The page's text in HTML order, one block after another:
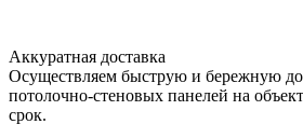
Аккуратная доставка
Осуществляем быструю и бережную
потолочно-стеновых панелей на
срок.